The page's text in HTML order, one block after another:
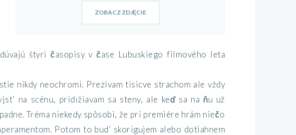
ZOBACZ ZDJĘCIE
štyri časopisy v čase Lubuskiego filmového leta
nikdy neochromi. Prezivam tisicve strachom ale vždy
na scénu, pridıžiavam sa steny, ale keď sa na ňu už
Tréma niekedy spôsobi, že pri premiére hrám niečo
Potom to bud’ skorigujem alebo dotiahnem